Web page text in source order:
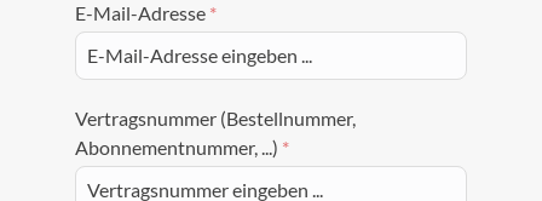
E-Mail-Adresse *
Vertragsnummer (Bestellnummer,
Abonnementnummer, ...) *